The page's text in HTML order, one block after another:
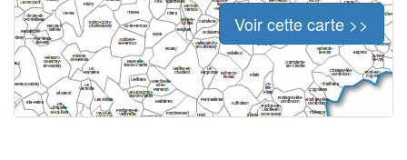
Voir cette carte >>